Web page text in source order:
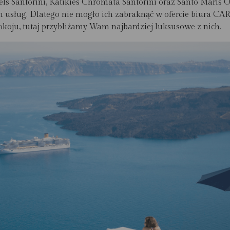
Santorini, Katikies Chromata Santorini oraz Santo Maris
Dlatego nie mogło ich zabraknąć w ofercie biura
tutaj przybliżamy Wam najbardziej luksusowe z nich.